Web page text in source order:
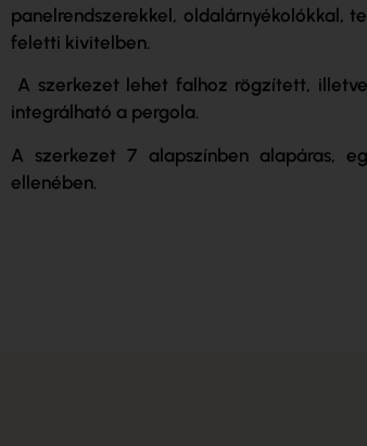
panelrendszerekkel, oldalárnyékolókkal,
feletti kivitelben.
A szerkezet lehet falhoz rögzített,
integrálható a pergola.
A szerkezet 7 alapszínben alapáras,
ellenében.